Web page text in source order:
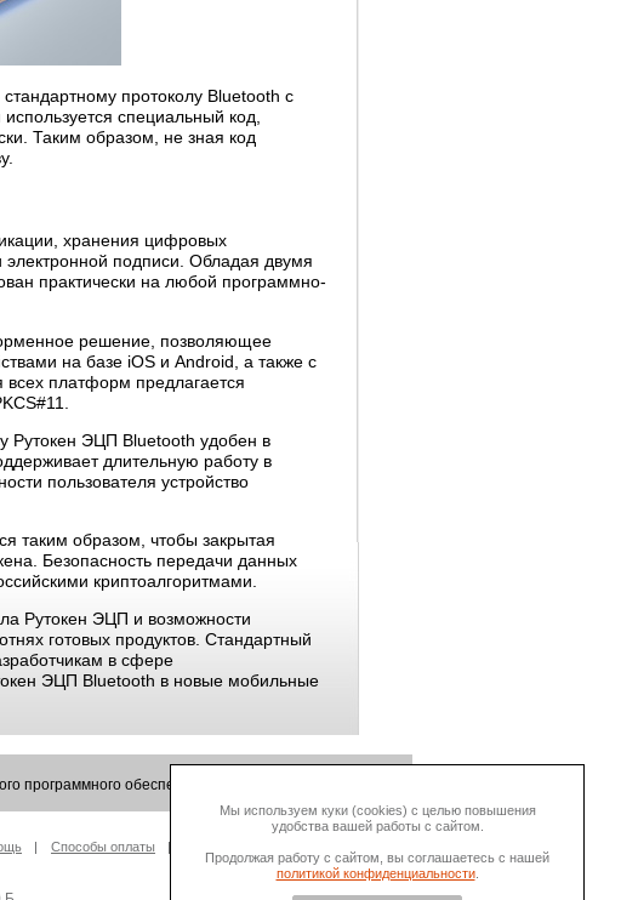
протоколу Bluetooth с
специальный код,
Таким образом, не зная код
хранения цифровых
подписи. Обладая двумя
практически на любой программно-
решение, позволяющее
на базе iOS и Android, а также с
платформ предлагается
Рутокен ЭЦП Bluetooth удобен в
длительную работу в
пользователя устройство
таким образом, чтобы закрытая
Безопасность передачи данных
криптоалгоритмами.
Рутокен ЭЦП и возможности
готовых продуктов. Стандартный
в сфере
ЭЦП Bluetooth в новые мобильные
программного обеспечения.
Способы оплаты
Мы используем куки (cookies) с целью повышения
удобства вашей работы с сайтом.
Продолжая работу с сайтом, вы соглашаетесь с нашей
политикой конфиденциальности.